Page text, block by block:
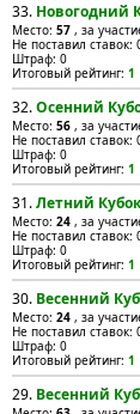
33. Новогодний
Место: 57 , за
Не поставил ставок:
Штраф: 0
Итоговый рейтинг: 1
32.Осенний
Место: 56 , за
Не поставил ставок:
Штраф: 0
Итоговый рейтинг: 1
31.Летний
Место: 24 , за
Не поставил ставок:
Штраф: 0
Итоговый рейтинг: 1
30. Весенний
Место: 24 , за
Не поставил ставок:
Штраф: 0
Итоговый рейтинг: 1
29. Весенний